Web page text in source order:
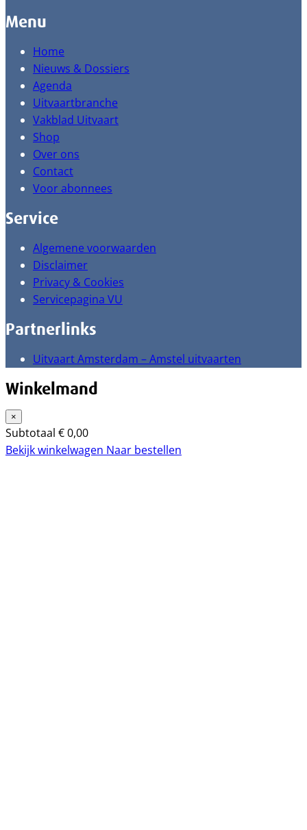
Menu
Home
Nieuws & Dossiers
Agenda
Uitvaartbranche
Vakblad Uitvaart
Shop
Over ons
Contact
Voor abonnees
Service
Algemene voorwaarden
Disclaimer
Privacy & Cookies
Servicepagina VU
Partnerlinks
Uitvaart Amsterdam – Amstel uitvaarten
Winkelmand
×
Subtotaal €0,00
Bekijk winkelwagen Naar bestellen